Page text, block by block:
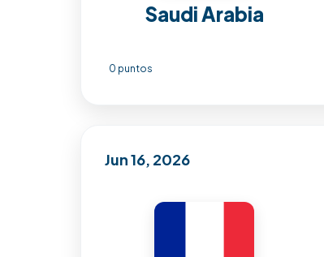
Saudi Arabia
0 puntos
Jun 16, 2026